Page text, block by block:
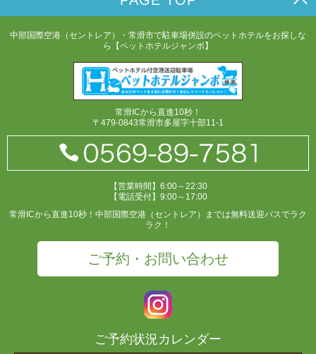
中部国際空港（セントレア）・常滑市で駐車場併設のペットホテルをお探しな
ら【ペットホテルジャンボ】
常滑ICから直進10秒！
〒479-0843常滑市多屋字十部11-1
【営業時間】6:00～22:30
【電話受付】9:00～17:00
常滑ICから直進10秒！中部国際空港（セントレア）までは無料送迎バスでラク
ラク！
ご予約・お問い合わせ
ご予約状況カレンダー